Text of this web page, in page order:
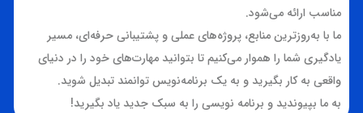
مناسب ارائه می‌شود.
ما با به‌روزترین منابع، پروژه‌های عملی و پشتیبانی حرفه‌ای، مسیر
یادگیری شما را هموار می‌کنیم تا بتوانید مهارت‌های خود را در دنیای
واقعی به کار بگیرید و به یک برنامه‌نویس توانمند تبدیل شوید.
به ما بپیوندید و برنامه نویسی را به سبک جدید یاد بگیرید!